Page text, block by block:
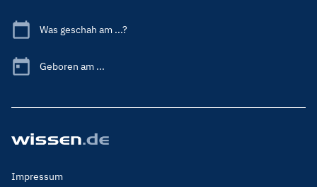
Was geschah am ...?
Geboren am ...
Footer
Impressum